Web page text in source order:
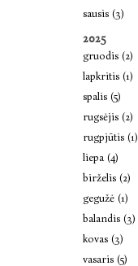
sausis (3)
2025
gruodis (2)
lapkritis (1)
spalis (5)
rugsėjis (2)
rugpjūtis (1)
liepa (4)
birželis (2)
gegužė (1)
balandis (3)
kovas (3)
vasaris (5)